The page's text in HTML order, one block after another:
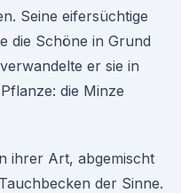
Seine eifersüchtige
die Schöne in Grund
er sie in
die Minze
ihrer Art, abgemischt
der Sinne.